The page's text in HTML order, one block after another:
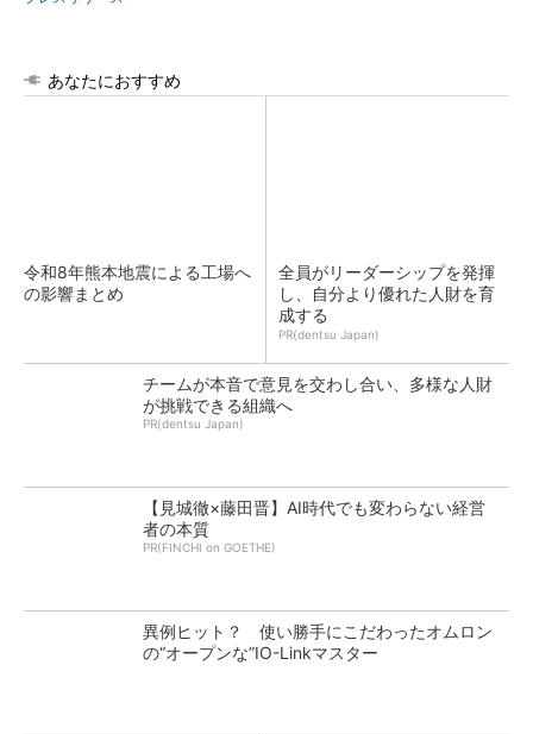
あなたにおすすめ
令和8年熊本地震による工場へ
の影響まとめ
全員がリーダーシップを発揮
し、自分より優れた人財を育
成する
PR(dentsu Japan)
チームが本音で意見を交わし合い、多様な人財
が挑戦できる組織へ
PR(dentsu Japan)
【見城徹×藤田晋】AI時代でも変わらない経営
者の本質
PR(FINCHI on GOETHE)
異例ヒット？ 使い勝手にこだわったオムロン
の“オープンな”IO-Linkマスター